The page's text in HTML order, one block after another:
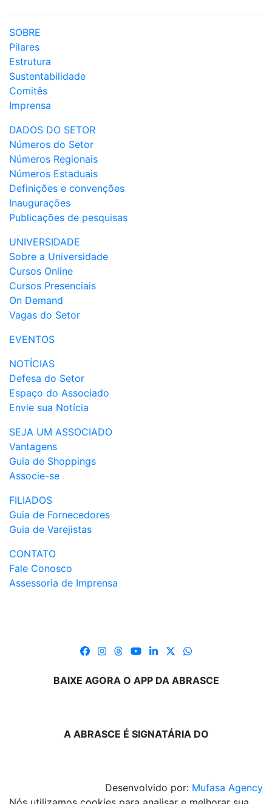
SOBRE
Pilares
Estrutura
Sustentabilidade
Comitês
Imprensa
DADOS DO SETOR
Números do Setor
Números Regionais
Números Estaduais
Definições e convenções
Inaugurações
Publicações de pesquisas
UNIVERSIDADE
Sobre a Universidade
Cursos Online
Cursos Presenciais
On Demand
Vagas do Setor
EVENTOS
NOTÍCIAS
Defesa do Setor
Espaço do Associado
Envie sua Notícia
SEJA UM ASSOCIADO
Vantagens
Guia de Shoppings
Associe-se
FILIADOS
Guia de Fornecedores
Guia de Varejistas
CONTATO
Fale Conosco
Assessoria de Imprensa
BAIXE AGORA O APP DA ABRASCE
A ABRASCE É SIGNATÁRIA DO
Desenvolvido por: Mufasa Agency